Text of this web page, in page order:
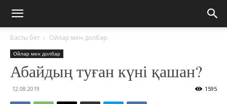
Басты бет Ойлар мен долбар
Ойлар мен долбар
Абайдың туған күні қашан?
12.08.2019 1595